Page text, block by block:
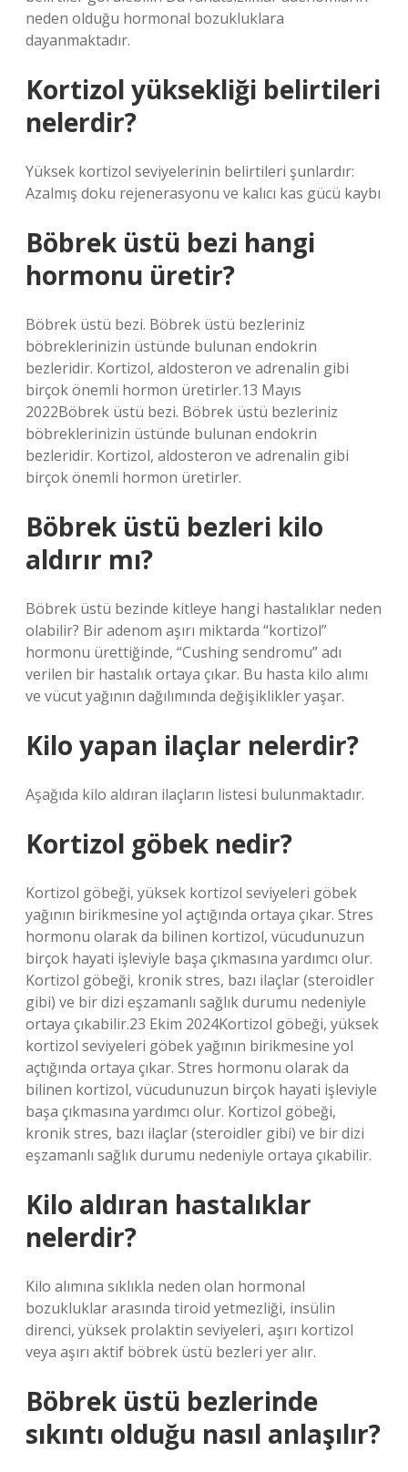
neden olduğu hormonal bozukluklara
dayanmaktadır.
Kortizol yüksekliği belirtileri
nelerdir?
Yüksek kortizol seviyelerinin belirtileri şunlardır:
Azalmış doku rejenerasyonu ve kalıcı kas gücü kaybı
Böbrek üstü bezi hangi
hormonu üretir?
Böbrek üstü bezi. Böbrek üstü bezleriniz
böbreklerinizin üstünde bulunan endokrin
bezleridir. Kortizol, aldosteron ve adrenalin gibi
birçok önemli hormon üretirler.13 Mayıs
2022Böbrek üstü bezi. Böbrek üstü bezleriniz
böbreklerinizin üstünde bulunan endokrin
bezleridir. Kortizol, aldosteron ve adrenalin gibi
birçok önemli hormon üretirler.
Böbrek üstü bezleri kilo
aldırır mı?
Böbrek üstü bezinde kitleye hangi hastalıklar neden
olabilir? Bir adenom aşırı miktarda “kortizol”
hormonu ürettiğinde, “Cushing sendromu” adı
verilen bir hastalık ortaya çıkar. Bu hasta kilo alımı
ve vücut yağının dağılımında değişiklikler yaşar.
Kilo yapan ilaçlar nelerdir?
Aşağıda kilo aldıran ilaçların listesi bulunmaktadır.
Kortizol göbek nedir?
Kortizol göbeği, yüksek kortizol seviyeleri göbek
yağının birikmesine yol açtığında ortaya çıkar. Stres
hormonu olarak da bilinen kortizol, vücudunuzun
birçok hayati işleviyle başa çıkmasına yardımcı olur.
Kortizol göbeği, kronik stres, bazı ilaçlar (steroidler
gibi) ve bir dizi eşzamanlı sağlık durumu nedeniyle
ortaya çıkabilir.23 Ekim 2024Kortizol göbeği, yüksek
kortizol seviyeleri göbek yağının birikmesine yol
açtığında ortaya çıkar. Stres hormonu olarak da
bilinen kortizol, vücudunuzun birçok hayati işleviyle
başa çıkmasına yardımcı olur. Kortizol göbeği,
kronik stres, bazı ilaçlar (steroidler gibi) ve bir dizi
eşzamanlı sağlık durumu nedeniyle ortaya çıkabilir.
Kilo aldıran hastalıklar
nelerdir?
Kilo alımına sıklıkla neden olan hormonal
bozukluklar arasında tiroid yetmezliği, insülin
direnci, yüksek prolaktin seviyeleri, aşırı kortizol
veya aşırı aktif böbrek üstü bezleri yer alır.
Böbrek üstü bezlerinde
sıkıntı olduğu nasıl anlaşılır?